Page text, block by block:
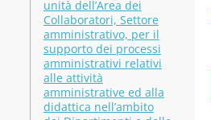
unità dell’Area dei
Collaboratori, Settore
amministrativo, per il
supporto dei processi
amministrativi relativi
alle attività
amministrative ed alla
didattica nell’ambito